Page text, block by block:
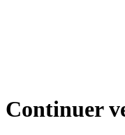
Continuer